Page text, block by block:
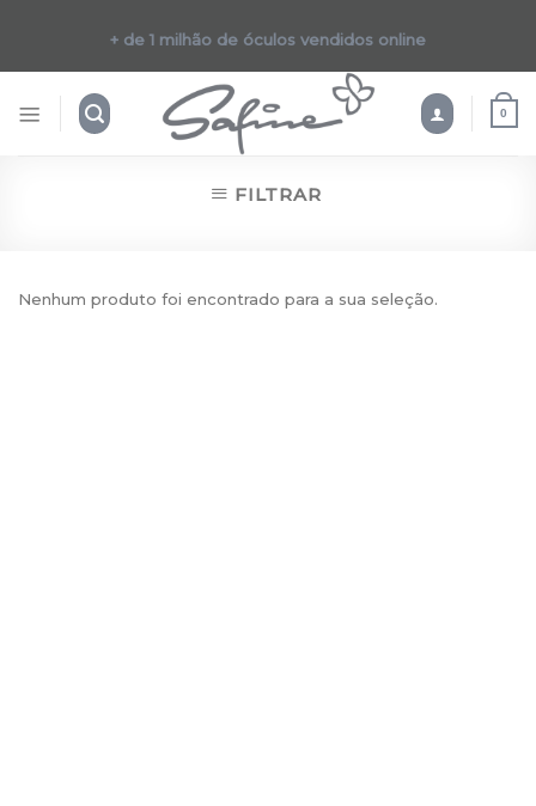
+ de 1 milhão de óculos vendidos online
0
FILTRAR
Nenhum produto foi encontrado para a sua seleção.